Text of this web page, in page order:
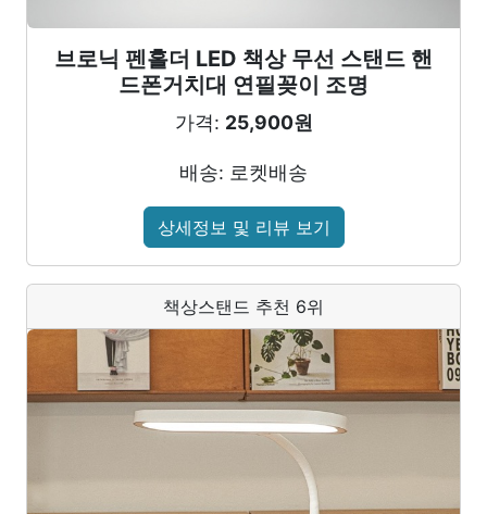
브로닉 펜홀더 LED 책상 무선 스탠드 핸
드폰거치대 연필꽂이 조명
가격: 25,900원
배송: 로켓배송
상세정보 및 리뷰 보기
책상스탠드 추천 6위